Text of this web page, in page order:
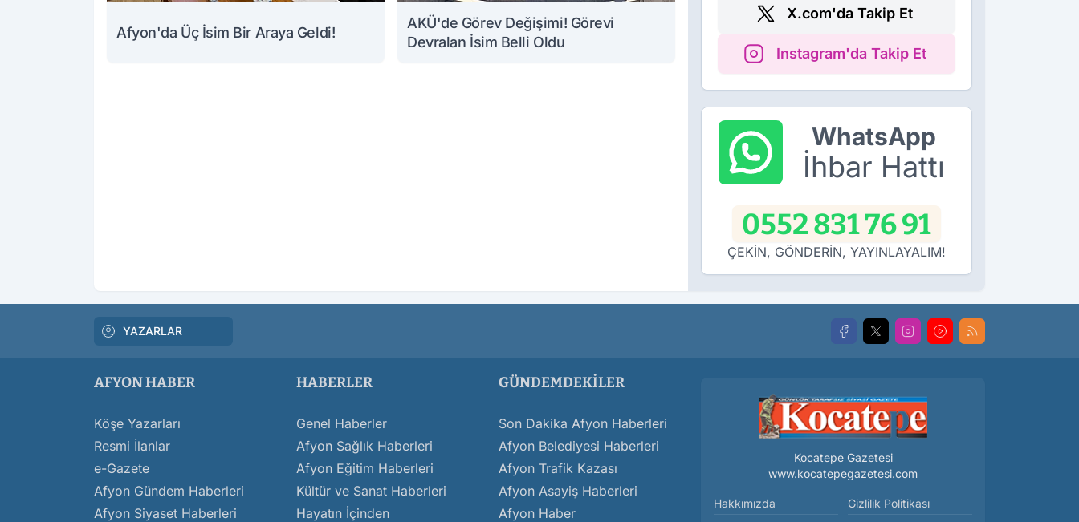
Afyon'da Üç İsim Bir Araya Geldi!
AKÜ'de Görev Değişimi! Görevi
Devralan İsim Belli Oldu
X.com'da Takip Et
Instagram'da Takip Et
WhatsApp
İhbar Hattı
0552 831 76 91
ÇEKİN, GÖNDERİN, YAYINLAYALIM!
YAZARLAR
AFYON HABER
Köşe Yazarları
Resmi İlanlar
e-Gazete
Afyon Gündem Haberleri
Afyon Siyaset Haberleri
HABERLER
Genel Haberler
Afyon Sağlık Haberleri
Afyon Eğitim Haberleri
Kültür ve Sanat Haberleri
Hayatın İçinden
GÜNDEMDEKILER
Son Dakika Afyon Haberleri
Afyon Belediyesi Haberleri
Afyon Trafik Kazası
Afyon Asayiş Haberleri
Afyon Haber
Kocatepe Gazetesi
www.kocatepegazetesi.com
Hakkımızda
Gizlilik Politikası